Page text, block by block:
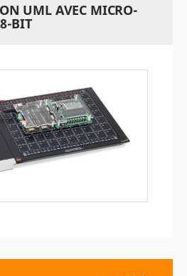
UML AVEC MICRO-
BIT